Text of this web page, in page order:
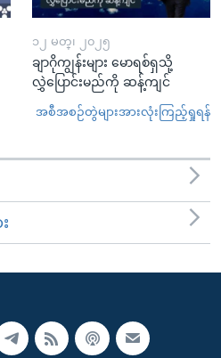
၁၂ မတ္၊ ၂၀၂၅
ချာဂိုကျွန်းများ မောရစ်ရှသို့
လွှဲပြောင်းမည်ကို ဆန့်ကျင်
အစီအစဉ်တွဲများအားလုံးကြည့်ရှုရန်